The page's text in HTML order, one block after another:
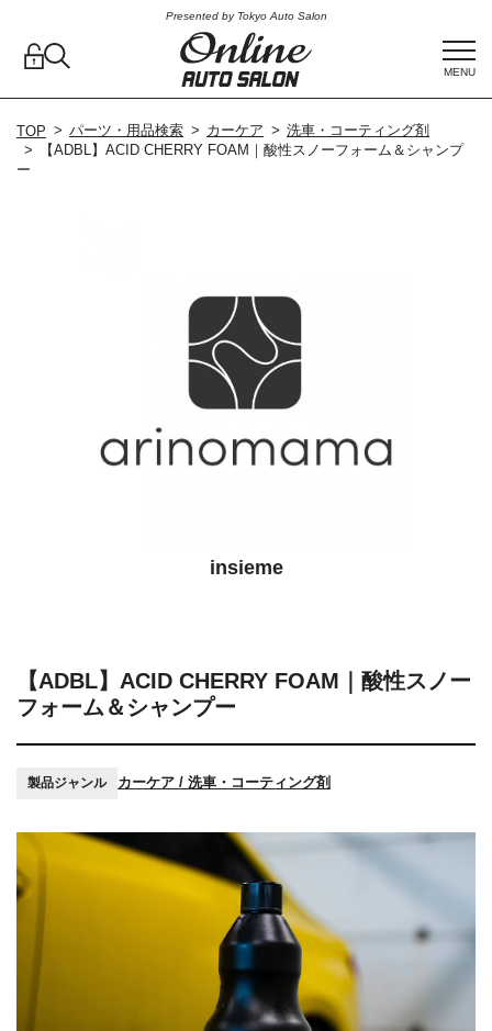
Presented by Tokyo Auto Salon
MENU
TOP パーツ・用品検索 カーケア
洗車・コーティング剤
【ADBL】ACID CHERRY FOAM｜酸性スノーフォーム＆シャンプ
ー
【ADBL】ACID CHERRY FOAM｜酸性スノー
フォーム＆シャンプー
製品ジャンル カーケア / 洗車・コーティング剤
insieme